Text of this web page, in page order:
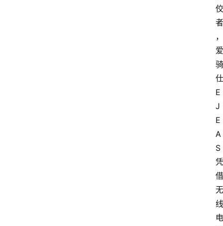
佼
者
，
爱
骑
仕
E
J
E
A
S
凭
借
无
线
电